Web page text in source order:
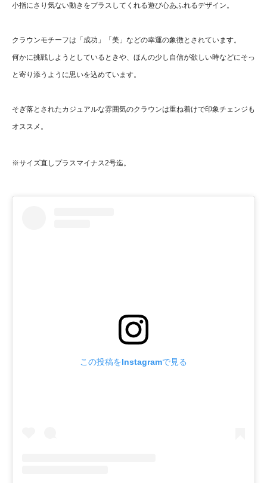
小指にさり気ない動きをプラスしてくれる遊び心あふれるデザイン。
クラウンモチーフは「成功」「美」などの幸運の象徴とされています。
何かに挑戦しようとしているときや、ほんの少し自信が欲しい時などにそっ
と寄り添うように思いを込めています。
そぎ落とされたカジュアルな雰囲気のクラウンは重ね着けで印象チェンジも
オススメ。
※サイズ直しプラスマイナス2号迄。
この投稿をInstagramで見る